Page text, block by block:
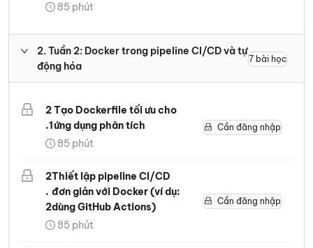
85 phút
2.Tuần 2: Docker trong pipeline CI/CD và tự
động hóa
7 bài học
2
.1
Tạo Dockerfile tối ưu cho
ứng dụng phân tích
85 phút
Cần đăng nhập
2
.
2
Thiết lập pipeline CI/CD
đơn giản với Docker (ví dụ:
dùng GitHub Actions)
85 phút
Cần đăng nhập